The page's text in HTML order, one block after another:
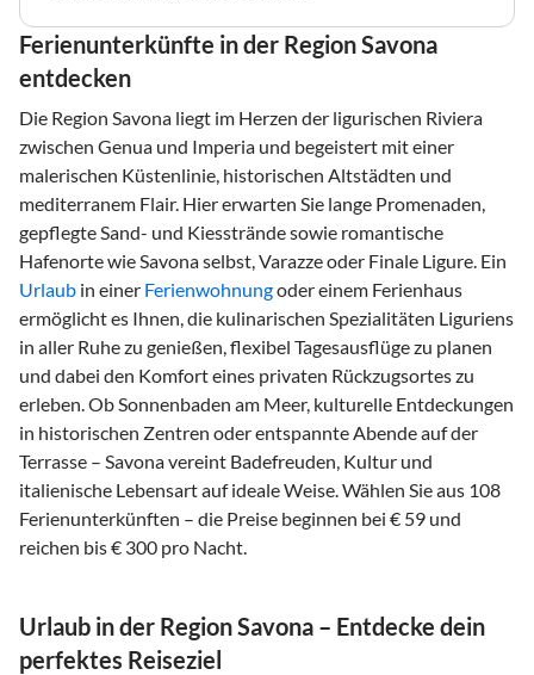
Ferienunterkünfte in der Region Savona
entdecken
Die Region Savona liegt im Herzen der ligurischen Riviera
zwischen Genua und Imperia und begeistert mit einer
malerischen Küstenlinie, historischen Altstädten und
mediterranem Flair. Hier erwarten Sie lange Promenaden,
gepflegte Sand- und Kiesstrände sowie romantische
Hafenorte wie Savona selbst, Varazze oder Finale Ligure. Ein
Urlaub in einer Ferienwohnungoder einem Ferienhaus
ermöglicht es Ihnen, die kulinarischen Spezialitäten Liguriens
in aller Ruhe zu genießen, flexibel Tagesausflüge zu planen
und dabei den Komfort eines privaten Rückzugsortes zu
erleben. Ob Sonnenbaden am Meer, kulturelle Entdeckungen
in historischen Zentren oder entspannte Abende auf der
Terrasse – Savona vereint Badefreuden, Kultur und
italienische Lebensart auf ideale Weise. Wählen Sie aus 108
Ferienunterkünften – die Preise beginnen bei € 59 und
reichen bis € 300 pro Nacht.
Urlaub in der Region Savona – Entdecke dein
perfektes Reiseziel